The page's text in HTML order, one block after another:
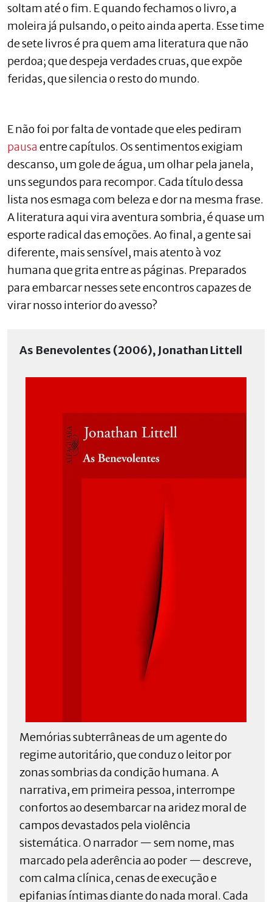
soltam até o fim. E quando fechamos o livro, a
moleira já pulsando, o peito ainda aperta. Esse time
de sete livros é pra quem ama literatura que não
perdoa; que despeja verdades cruas, que expõe
feridas, que silencia o resto do mundo.
E não foi por falta de vontade que eles pediram
pausaentre capítulos. Os sentimentos exigiam
descanso, um gole de água, um olhar pela janela,
uns segundos para recompor. Cada título dessa
lista nos esmaga com beleza e dor na mesma frase.
A literatura aqui vira aventura sombria, é quase um
esporte radical das emoções. Ao final, a gente sai
diferente, mais sensível, mais atento à voz
humana que grita entre as páginas. Preparados
para embarcar nesses sete encontros capazes de
virar nosso interior do avesso?
As Benevolentes (2006), Jonathan Littell
Memórias subterrâneas de um agente do
regime autoritário, que conduz o leitor por
zonas sombrias da condição humana. A
narrativa, em primeira pessoa, interrompe
confortos ao desembarcar na aridez moral de
campos devastados pela violência
sistemática. O narrador — sem nome, mas
marcado pela aderência ao poder — descreve,
com calma clínica, cenas de execução e
epifanias íntimas diante do nada moral. Cada